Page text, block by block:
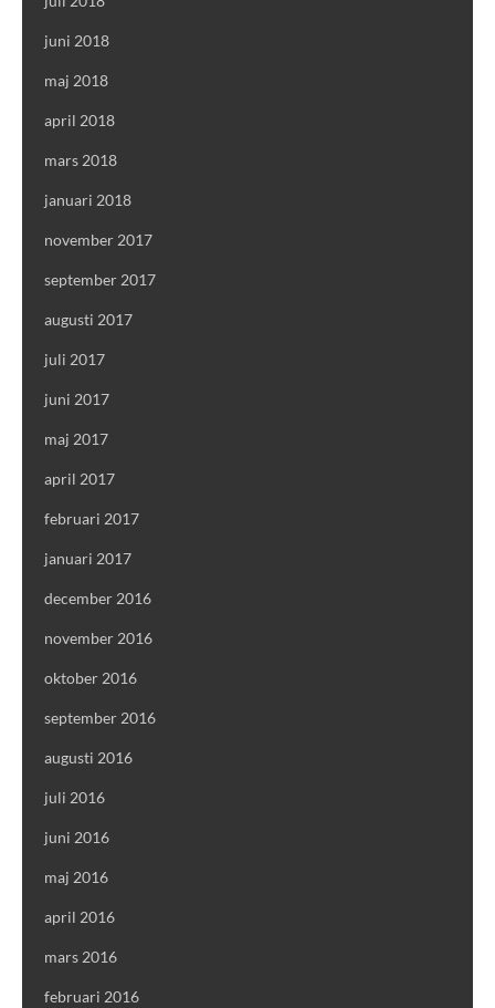
juni 2018
maj 2018
april 2018
mars 2018
januari 2018
november 2017
september 2017
augusti 2017
juli 2017
juni 2017
maj 2017
april 2017
februari 2017
januari 2017
december 2016
november 2016
oktober 2016
september 2016
augusti 2016
juli 2016
juni 2016
maj 2016
april 2016
mars 2016
februari 2016